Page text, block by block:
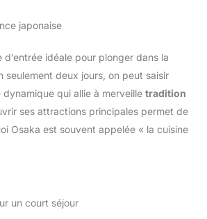
japonaise
idéale pour plonger dans la
seulement deux jours, on peut saisir
dynamique qui allie à merveille tradition
ses attractions principales permet de
Osaka est souvent appelée « la cuisine
un court séjour